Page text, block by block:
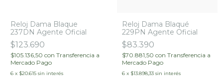
Reloj Dama Blaque
237DN Agente Oficial
$123.690
$105.136,50 con Transferencia a
Mercado Pago
6 x $20.615 sin interés
Reloj Dama Blaqué
229PN Agente Oficial
$83.390
$70.881,50 con Transferencia a
Mercado Pago
6 x $13.898,33 sin interés